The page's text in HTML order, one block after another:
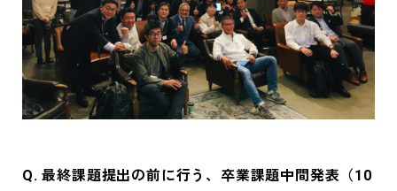
Q. 最終課題提出の前に行う、卒業課題中間発表（10